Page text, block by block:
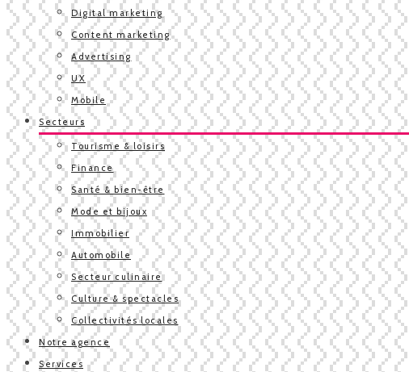
Digital marketing
Content marketing
Advertising
UX
Mobile
Secteurs
Tourisme & loisirs
Finance
Santé & bien-être
Mode et bijoux
Immobilier
Automobile
Secteur culinaire
Culture & spectacles
Collectivités locales
Notre agence
Services